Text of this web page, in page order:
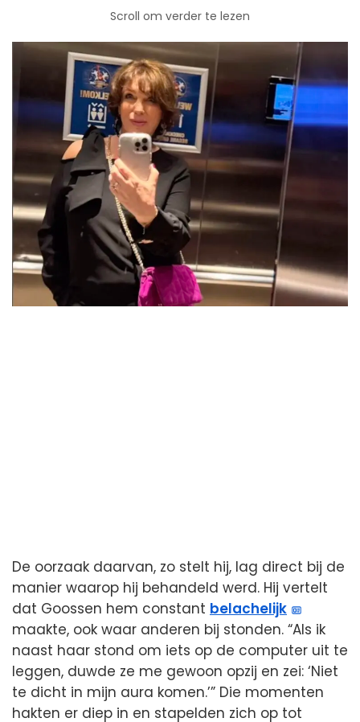
Scroll om verder te lezen
De oorzaak daarvan, zo stelt hij, lag direct bij de
manier waarop hij behandeld werd. Hij vertelt
dat Goossen hem constant belachelijk
maakte, ook waar anderen bij stonden. “Als ik
naast haar stond om iets op de computer uit te
leggen, duwde ze me gewoon opzij en zei: ‘Niet
te dicht in mijn aura komen.’” Die momenten
hakten er diep in en stapelden zich op tot